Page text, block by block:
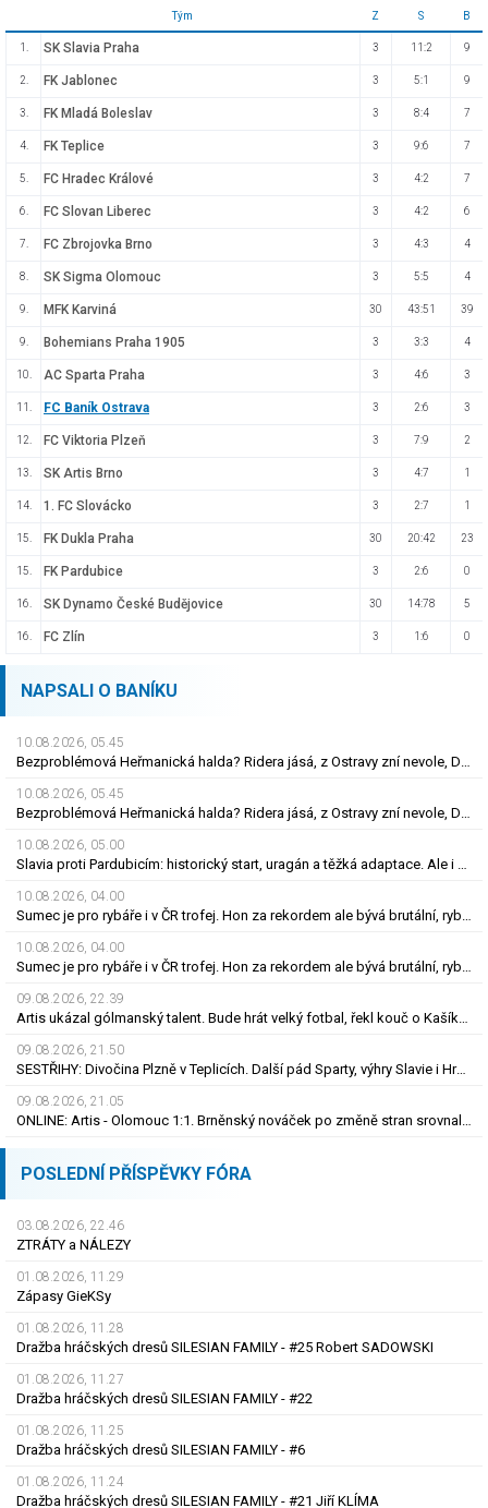
Tým Z S B
1. SK Slavia Praha 3 11:2 9
2. FK Jablonec 3 5:1 9
3. FK Mladá Boleslav 3 8:4 7
4. FK Teplice 3 9:6 7
5. FC Hradec Králové 3 4:2 7
6. FC Slovan Liberec 3 4:2 6
7. FC Zbrojovka Brno 3 4:3 4
8. SK Sigma Olomouc 3 5:5 4
9. MFK Karviná 30 43:51 39
9. Bohemians Praha 1905 3 3:3 4
10. AC Sparta Praha 3 4:6 3
11. FC Baník Ostrava 3 2:6 3
12. FC Viktoria Plzeň 3 7:9 2
13. SK Artis Brno 3 4:7 1
14. 1. FC Slovácko 3 2:7 1
15. FK Dukla Praha 30 20:42 23
15. FK Pardubice 3 2:6 0
16. SK Dynamo České Budějovice 30 14:78 5
16. FC Zlín 3 1:6 0
NAPSALI O BANÍKU
10.08.2026, 05.45
Bezproblémová Heřmanická halda? Ridera jásá, z Ostravy zní nevole, Diamo má plán
10.08.2026, 05.45
Bezproblémová Heřmanická halda? Ridera jásá, z Ostravy zní nevole, Diamo má plán
10.08.2026, 05.00
Slavia proti Pardubicím: historický start, uragán a těžká adaptace. Ale i smutná událost
10.08.2026, 04.00
Sumec je pro rybáře i v ČR trofej. Hon za rekordem ale bývá brutální, rybu zničí
10.08.2026, 04.00
Sumec je pro rybáře i v ČR trofej. Hon za rekordem ale bývá brutální, rybu zničí
09.08.2026, 22.39
Artis ukázal gólmanský talent. Bude hrát velký fotbal, řekl kouč o Kašíkovi. Body ale má Sigma
09.08.2026, 21.50
SESTŘIHY: Divočina Plzně v Teplicích. Další pád Sparty, výhry Slavie i Hradce s Baníkem
09.08.2026, 21.05
ONLINE: Artis - Olomouc 1:1. Brněnský nováček po změně stran srovnal skóre
POSLEDNÍ PŘÍSPĚVKY FÓRA
03.08.2026, 22.46
ZTRÁTY a NÁLEZY
01.08.2026, 11.29
Zápasy GieKSy
01.08.2026, 11.28
Dražba hráčských dresů SILESIAN FAMILY - #25 Robert SADOWSKI
01.08.2026, 11.27
Dražba hráčských dresů SILESIAN FAMILY - #22
01.08.2026, 11.25
Dražba hráčských dresů SILESIAN FAMILY - #6
01.08.2026, 11.24
Dražba hráčských dresů SILESIAN FAMILY - #21 Jiří KLÍMA